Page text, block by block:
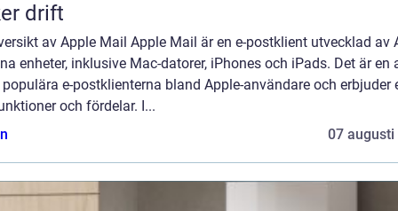
drift
av Apple Mail Apple Mail är en e-postklient utvecklad av
enheter, inklusive Mac-datorer, iPhones och iPads. Det är en
e-postklienterna bland Apple-användare och erbjuder
och fördelar. I...
07 augusti